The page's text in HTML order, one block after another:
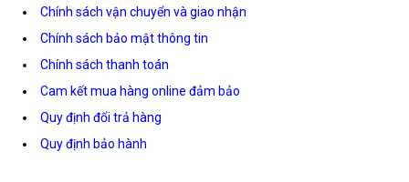
Chính sách vận chuyển và giao nhận
Chính sách bảo mật thông tin
Chính sách thanh toán
Cam kết mua hàng online đảm bảo
Quy định đổi trả hàng
Quy định bảo hành